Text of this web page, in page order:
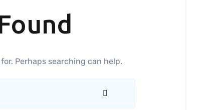
Perhaps searching can help.